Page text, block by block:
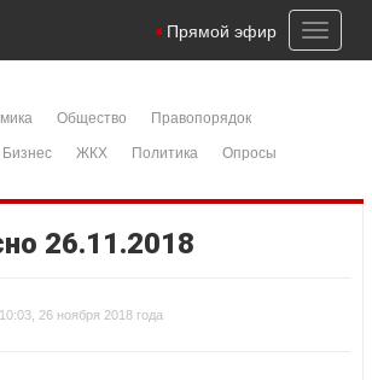
Toggle
Прямой эфир
Общество
Правопорядок
Бизнес ЖКХ Политика
Опросы
26.11.2018
10:03, 26 ноября 2018 года